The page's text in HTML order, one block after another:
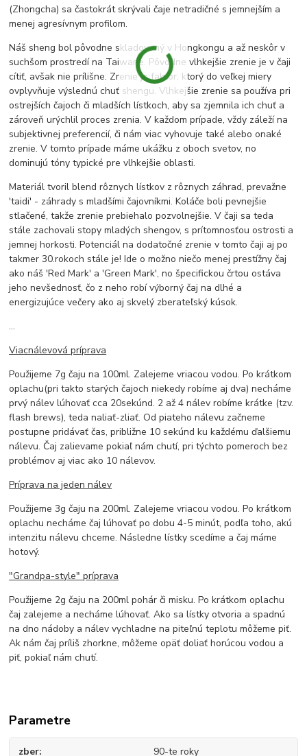
(Zhongcha) sa častokrát skrývali čaje netradičné s jemnejším a
menej agresívnym profilom.
Náš sheng bol pôvodne skladovaný v Hongkongu a až neskôr v
suchšom prostredí na Taiwane. Pôvodne vlhkejšie zrenie je v čaji
cítiť, avšak nie prílišne. Zrenie je faktor, ktorý do veľkej miery
ovplyvňuje výslednú chuť shengu. Vlhkejšie zrenie sa používa pri
ostrejších čajoch či mladších lístkoch, aby sa zjemnila ich chuť a
zároveň urýchlil proces zrenia. V každom prípade, vždy záleží na
subjektivnej preferencií, či nám viac vyhovuje také alebo onaké
zrenie. V tomto prípade máme ukážku z oboch svetov, no
dominujú tóny typické pre vlhkejšie oblasti.
Materiál tvoril blend rôznych lístkov z rôznych záhrad, prevažne
'taidi' - záhrady s mladšími čajovníkmi. Koláče boli pevnejšie
stlačené, takže zrenie prebiehalo pozvolnejšie. V čaji sa teda
stále zachovali stopy mladých shengov, s prítomnosťou ostrosti a
jemnej horkosti. Potenciál na dodatočné zrenie v tomto čaji aj po
takmer 30.rokoch stále je! Ide o možno niečo menej prestížny čaj
ako náš 'Red Mark' a 'Green Mark', no špecifickou črtou ostáva
jeho nevšednosť, čo z neho robí výborný čaj na dlhé a
energizujúce večery ako aj skvelý zberateľský kúsok.
...
Viacnálevová príprava
Použijeme 7g čaju na 100ml. Zalejeme vriacou vodou. Po krátkom
oplachu(pri takto starých čajoch niekedy robíme aj dva) necháme
prvý nálev lúhovať cca 20sekúnd. 2 až 4 nálev robíme krátke (tzv.
flash brews), teda naliať-zliať. Od piateho nálevu začneme
postupne pridávať čas, približne 10 sekúnd ku každému ďalšiemu
nálevu. Čaj zalievame pokiaľ nám chutí, pri týchto pomeroch bez
problémov aj viac ako 10 nálevov.
Príprava na jeden nálev
Použijeme 3g čaju na 200ml. Zalejeme vriacou vodou. Po krátkom
oplachu necháme čaj lúhovať po dobu 4-5 minút, podľa toho, akú
intenzitu nálevu chceme. Následne lístky scedíme a čaj máme
hotový.
"Grandpa-style" príprava
Použijeme 2g čaju na 200ml pohár či misku. Po krátkom oplachu
čaj zalejeme a necháme lúhovať. Ako sa lístky otvoria a spadnú
na dno nádoby a nálev vychladne na piteľnú teplotu môžeme piť.
Ak nám čaj príliš zhorkne, môžeme opäť doliať horúcou vodou a
piť, pokiaľ nám chutí.
Parametre
zber 90-te roky